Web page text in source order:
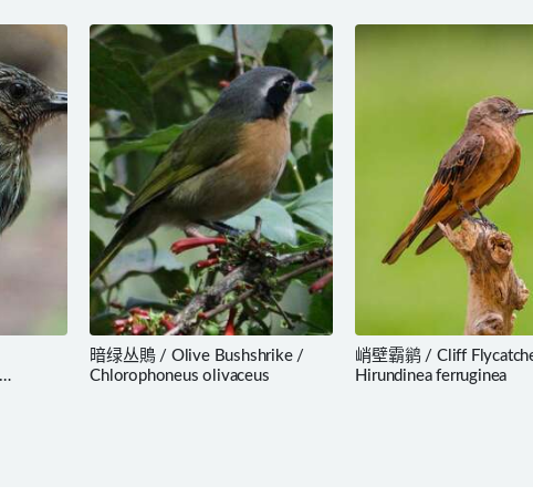
暗绿丛鵙 / Olive Bushshrike /
Chlorophoneus olivaceus
峭壁霸鹟 / Cliff
Hirundinea ferruginea